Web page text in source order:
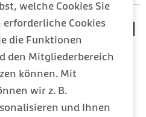
welche Cookies Sie
erforderliche Cookies
die Funktionen
den Mitgliederbereich
können. Mit
wir z. B.
und Ihnen
mehr als 800.000
Etwa die Hälfte der
behandelt werden.
Menschen über 65 Jahre und
Immunabwehr haben ein